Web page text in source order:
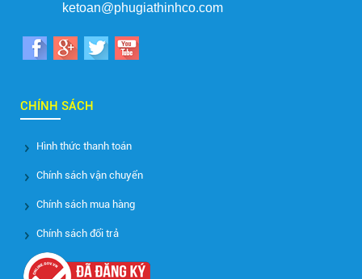
ketoan@phugiathinhco.com
CHÍNH SÁCH
Hình thức thanh toán
Chính sách vận chuyển
Chính sách mua hàng
Chính sách đổi trả